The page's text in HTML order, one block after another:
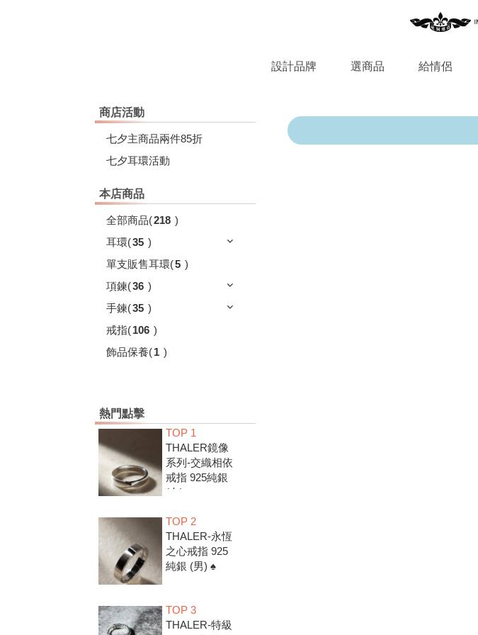
設計品牌 選商品 給情侶
商店活動
七夕主商品兩件85折
七夕耳環活動
本店商品
全部商品(218 )
耳環(35 )
單支販售耳環(5 )
項鍊(36 )
手鍊(35 )
戒指(106 )
飾品保養(1 )
熱門點擊
TOP 1
THALER鏡像
系列-交織相依
戒指 925純銀
(女) ♠
TOP 2
THALER-永恆
之心戒指 925
純銀 (男) ♠
TOP 3
THALER-特級